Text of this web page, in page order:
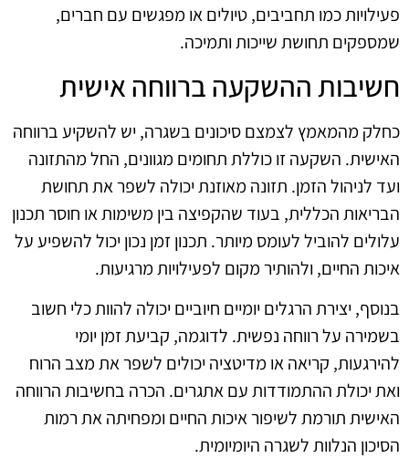
פעילויות כמו תחביבים, טיולים או מפגשים עם חברים,
שמספקים תחושת שייכות ותמיכה.
חשיבות ההשקעה ברווחה אישית
כחלק מהמאמץ לצמצם סיכונים בשגרה, יש להשקיע ברווחה
האישית. השקעה זו כוללת תחומים מגוונים, החל מהתזונה
ועד לניהול הזמן. תזונה מאוזנת יכולה לשפר את תחושת
הבריאות הכללית, בעוד שהקפיצה בין משימות או חוסר תכנון
עלולים להוביל לעומס מיותר. תכנון זמן נכון יכול להשפיע על
איכות החיים, ולהותיר מקום לפעילויות מרגיעות.
בנוסף, יצירת הרגלים יומיים חיוביים יכולה להוות כלי חשוב
בשמירה על רווחה נפשית. לדוגמה, קביעת זמן יומי
להירגעות, קריאה או מדיטציה יכולים לשפר את מצב הרוח
ואת יכולת ההתמודדות עם אתגרים. הכרה בחשיבות הרווחה
האישית תורמת לשיפור איכות החיים ומפחיתה את רמות
הסיכון הנלוות לשגרה היומיומית.